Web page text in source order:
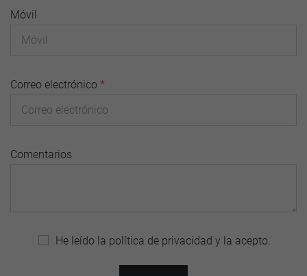
Móvil
Correo electrónico *
Comentarios
He leído la política de privacidad y la acepto.